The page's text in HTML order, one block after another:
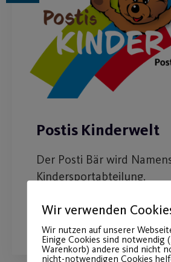
Postis Kinderwelt
Der Posti Bär wird
Kindersportabteilung.
WEITERLESEN
Wir verwenden
Wir nutzen auf unserer
Einige Cookies sind notwendig
Warenkorb) andere sind nicht
nicht-notwendigen Cookies